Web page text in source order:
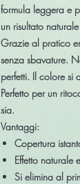
formula leggera e
un risultato
Grazie al pratico
senza sbavature.
perfetti. Il colore si
Perfetto per un
sia.
Vantaggi:
Copertura
Effetto naturale
Si elimina al